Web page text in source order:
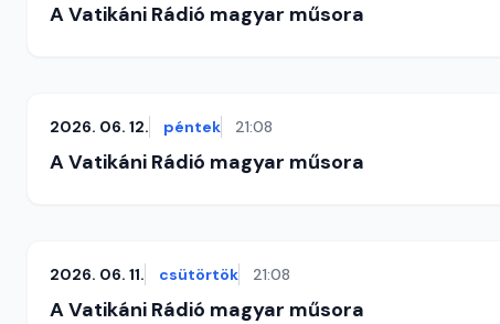
A Vatikáni Rádió magyar műsora
2026. 06. 12. péntek 21:08
A Vatikáni Rádió magyar műsora
2026. 06. 11. csütörtök 21:08
A Vatikáni Rádió magyar műsora